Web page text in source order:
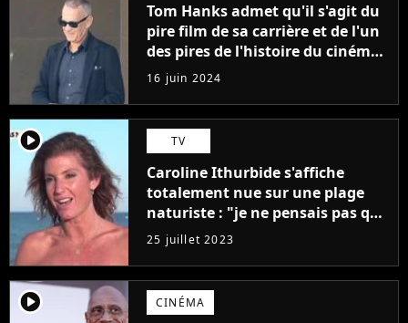
Tom Hanks admet qu'il s'agit du
pire film de sa carrière et de l'un
des pires de l'histoire du cinéma :
"L'un des films les plus
médiocres jamais réalisés"
16 juin 2024
player2 TV
Caroline Ithurbide s'affiche
totalement nue sur une plage
naturiste : "je ne pensais pas que
j'arriverais à le faire..."
25 juillet 2023
player2 CINÉMA